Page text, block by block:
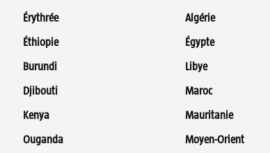
Érythrée
Éthiopie
Burundi
Djibouti
Kenya
Ouganda
Algérie
Égypte
Libye
Maroc
Mauritanie
Moyen-Orient